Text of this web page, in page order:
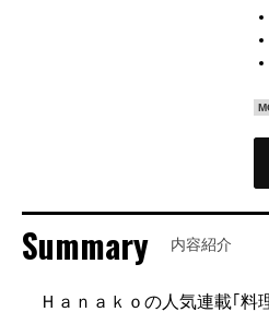
Summary 内容紹介
Ｈａｎａｋｏの人気連載｢料